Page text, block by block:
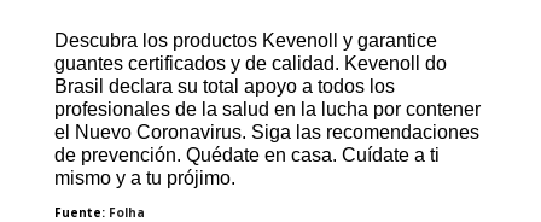
Descubra los productos Kevenoll y garantice
guantes certificados y de calidad. Kevenoll do
Brasil declara su total apoyo a todos los
profesionales de la salud en la lucha por contener
el Nuevo Coronavirus. Siga las recomendaciones
de prevención. Quédate en casa. Cuídate a ti
mismo y a tu prójimo.
Fuente: Folha